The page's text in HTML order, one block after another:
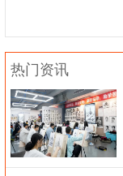
热门资讯